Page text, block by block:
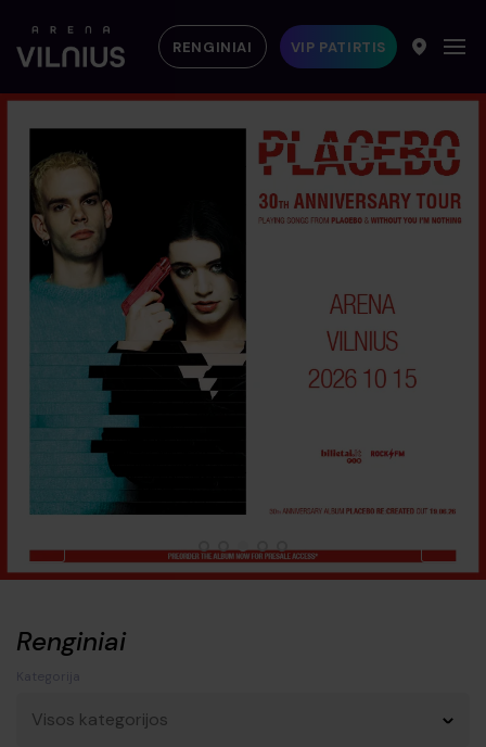
RENGINIAI VIP PATIRTIS
Renginiai
Visos kategorijos